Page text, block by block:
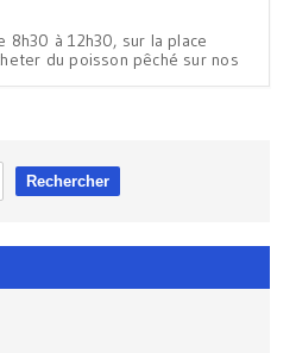
8h30 à 12h30, sur la place
du poisson pêché sur nos